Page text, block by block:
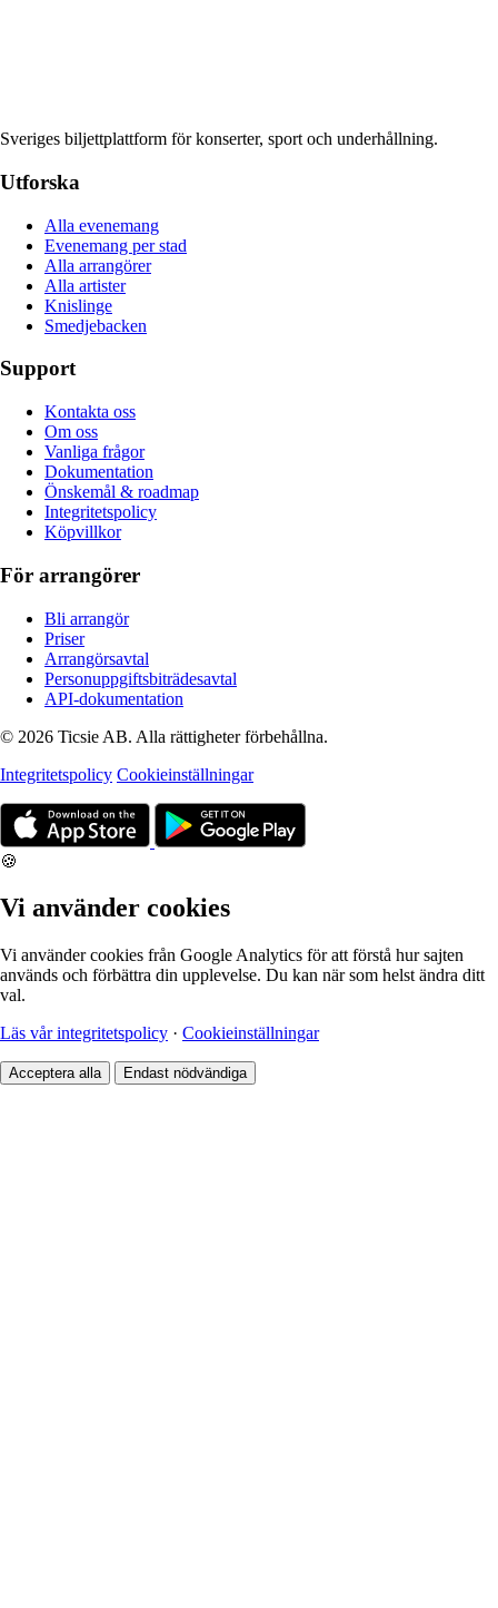
Sveriges biljettplattform för konserter, sport och underhållning.
Utforska
Alla evenemang
Evenemang per stad
Alla arrangörer
Alla artister
Knislinge
Smedjebacken
Support
Kontakta oss
Om oss
Vanliga frågor
Dokumentation
Önskemål & roadmap
Integritetspolicy
Köpvillkor
För arrangörer
Bli arrangör
Priser
Arrangörsavtal
Personuppgiftsbiträdesavtal
API-dokumentation
© 2026 Ticsie AB. Alla rättigheter förbehållna.
Integritetspolicy Cookieinställningar
🍪
Vi använder cookies
Vi använder cookies från Google Analytics för att förstå hur sajten
används och förbättra din upplevelse. Du kan när som helst ändra ditt
val.
Läs vår integritetspolicy · Cookieinställningar
Acceptera alla Endast nödvändiga